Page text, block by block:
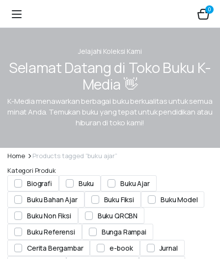
0
Jelajahi Koleksi Kami
Selamat Datang di Toko Buku K-
Media 👋
K-Media menawarkan berbagai buku berkualitas untuk semua
minat Anda. Temukan buku yang tepat untuk pendidikan atau
hiburan di toko kami!
Home
Products tagged “buku ajar”
Kategori Produk
Biografi Buku
Buku Ajar
Buku Bahan Ajar
Buku Fiksi
Buku Model
Buku Non Fiksi
Buku QRCBN
Buku Referensi
Bunga Rampai
Cerita Bergambar
e-book
Jurnal